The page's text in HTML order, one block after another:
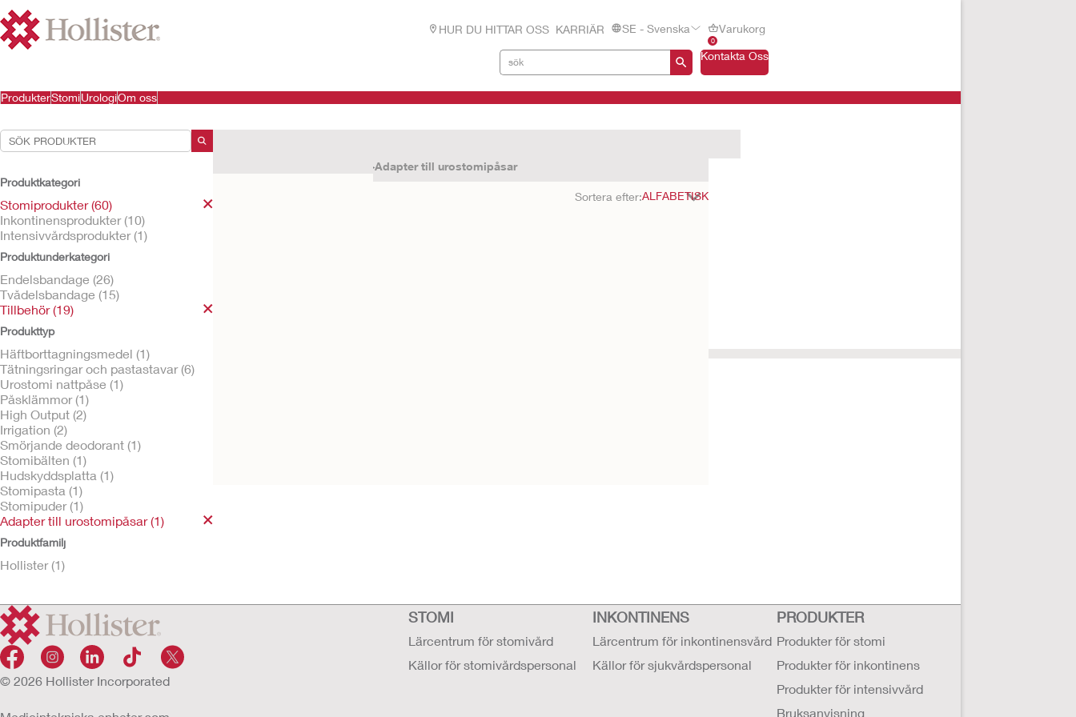
HUR DU HITTAR OSS KARRIÄR SE - Svenska
0
Varukorg
Kontakta Oss
ProdukterStomiUrologiOm oss
Produktkategori
Stomiprodukter (60)
Inkontinensprodukter (10)
Intensivvårdsprodukter (1)
Produktunderkategori
Endelsbandage (26)
Tvådelsbandage (15)
Tillbehör (19)
Produkttyp
Häftborttagningsmedel (1)
Tätningsringar och pastastavar (6)
Urostomi nattpåse (1)
Påsklämmor (1)
High Output (2)
Irrigation (2)
Smörjande deodorant (1)
Stomibälten (1)
Hudskyddsplatta (1)
Stomipasta (1)
Stomipuder (1)
Adapter till urostomipåsar (1)
Produktfamilj
Hollister (1)
Adapter till urostomipåsar
Sortera efter:
© 2026 Hollister Incorporated
STOMI
Lärcentrum för stomivård
Källor för stomivårdspersonal
INKONTINENS
Lärcentrum för inkontinensvård
Källor för sjukvårdspersonal
PRODUKTER
Produkter för stomi
Produkter för inkontinens
Produkter för intensivvård
Bruksanvisning